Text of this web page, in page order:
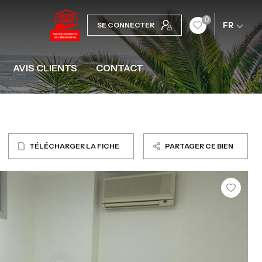
SE CONNECTER
0
FR
AVIS CLIENTS CONTACT
TÉLÉCHARGER LA FICHE PARTAGER CE BIEN